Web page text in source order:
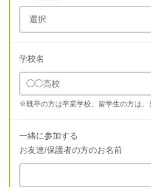
学校名
※既卒の方は卒業学校、留学生の方は、
一緒に参加する
お友達/保護者の方のお名前